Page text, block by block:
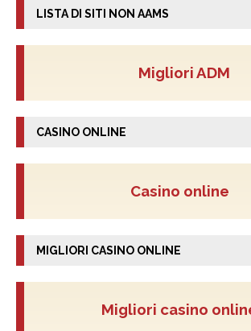
LISTA DI SITI NON AAMS
Migliori ADM
CASINO ONLINE
Casino online
MIGLIORI CASINO ONLINE
Migliori casino